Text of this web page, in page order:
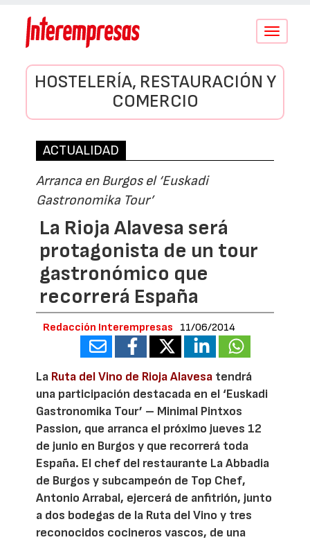
Conmutar
HOSTELERÍA, RESTAURACIÓN Y
COMERCIO
ACTUALIDAD
Arranca en Burgos el ‘Euskadi
Gastronomika Tour’
La Rioja Alavesa será
protagonista de un tour
gastronómico que
recorrerá España
Redacción Interempresas 11/06/2014
La Ruta del Vino de Rioja Alavesa tendrá
una participación destacada en el ‘Euskadi
Gastronomika Tour’ – Minimal Pintxos
Passion, que arranca el próximo jueves 12
de junio en Burgos y que recorrerá toda
España. El chef del restaurante La Abbadia
de Burgos y subcampeón de Top Chef,
Antonio Arrabal, ejercerá de anfitrión, junto
a dos bodegas de la Ruta del Vino y tres
reconocidos cocineros vascos, de una